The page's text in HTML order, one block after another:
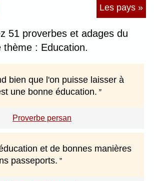
Les pays »
51 proverbes et adages du
thème : Education.
bien que l'on puisse laisser à
une bonne éducation.
Proverbe persan
et de bonnes manières
passeports.